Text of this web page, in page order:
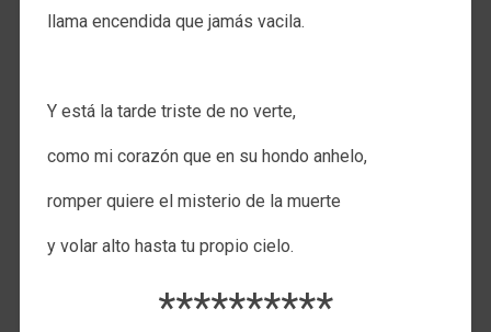
llama encendida que jamás vacila.
Y está la tarde triste de no verte,
como mi corazón que en su hondo anhelo,
romper quiere el misterio de la muerte
y volar alto hasta tu propio cielo.
**********